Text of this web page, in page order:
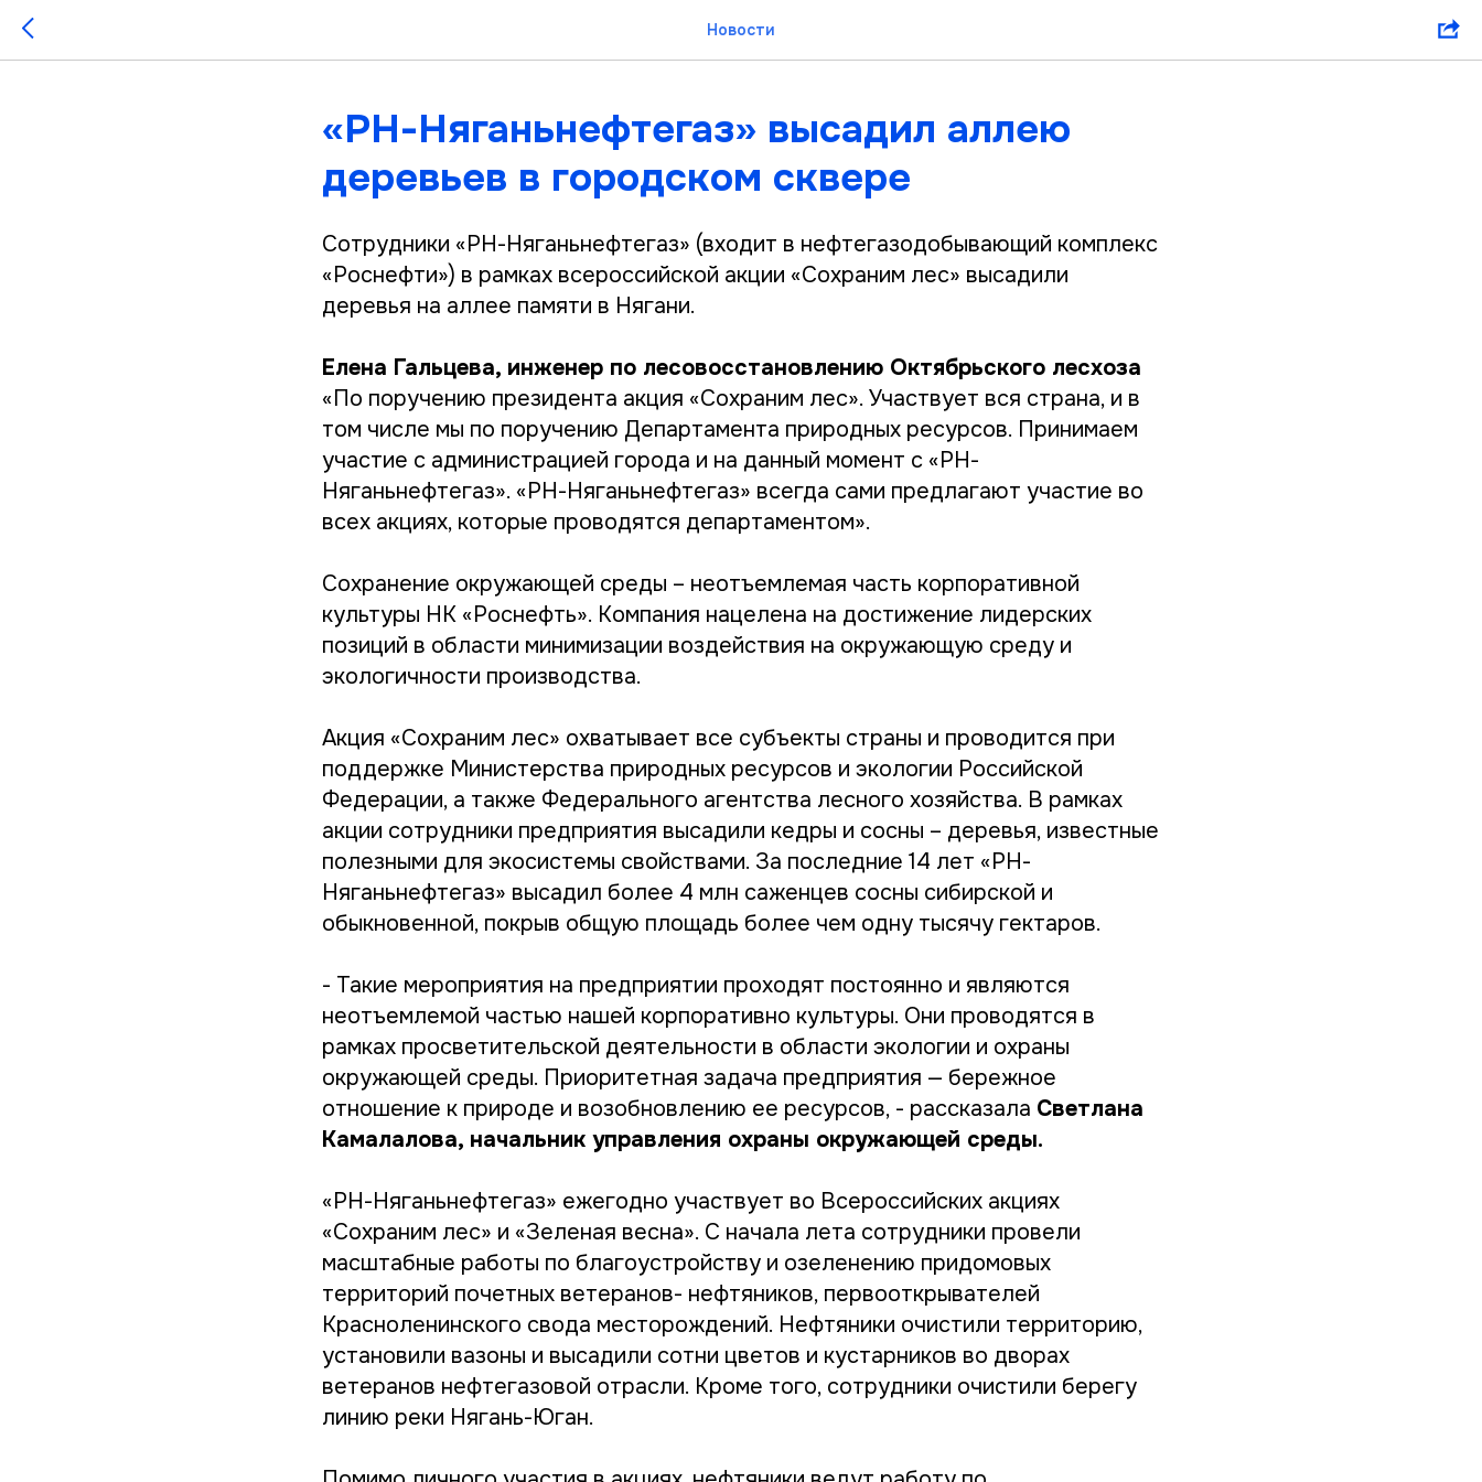
Новости
«РН-Няганьнефтегаз» высадил аллею
деревьев в городском сквере
Сотрудники «РН-Няганьнефтегаз» (входит в нефтегазодобывающий комплекс
«Роснефти») в рамках всероссийской акции «Сохраним лес» высадили
деревья на аллее памяти в Нягани.
Елена Гальцева, инженер по лесовосстановлению Октябрьского лесхоза
«По поручению президента акция «Сохраним лес». Участвует вся страна, и в
том числе мы по поручению Департамента природных ресурсов. Принимаем
участие с администрацией города и на данный момент с «РН-
Няганьнефтегаз». «РН-Няганьнефтегаз» всегда сами предлагают участие во
всех акциях, которые проводятся департаментом».
Сохранение окружающей среды – неотъемлемая часть корпоративной
культуры НК «Роснефть». Компания нацелена на достижение лидерских
позиций в области минимизации воздействия на окружающую среду и
экологичности производства.
Акция «Сохраним лес» охватывает все субъекты страны и проводится при
поддержке Министерства природных ресурсов и экологии Российской
Федерации, а также Федерального агентства лесного хозяйства. В рамках
акции сотрудники предприятия высадили кедры и сосны – деревья, известные
полезными для экосистемы свойствами. За последние 14 лет «РН-
Няганьнефтегаз» высадил более 4 млн саженцев сосны сибирской и
обыкновенной, покрыв общую площадь более чем одну тысячу гектаров.
- Такие мероприятия на предприятии проходят постоянно и являются
неотъемлемой частью нашей корпоративно культуры. Они проводятся в
рамках просветительской деятельности в области экологии и охраны
окружающей среды. Приоритетная задача предприятия — бережное
отношение к природе и возобновлению ее ресурсов, - рассказала Светлана
Камалалова, начальник управления охраны окружающей среды.
«РН-Няганьнефтегаз» ежегодно участвует во Всероссийских акциях
«Сохраним лес» и «Зеленая весна». С начала лета сотрудники провели
масштабные работы по благоустройству и озеленению придомовых
территорий почетных ветеранов- нефтяников, первооткрывателей
Красноленинского свода месторождений. Нефтяники очистили территорию,
установили вазоны и высадили сотни цветов и кустарников во дворах
ветеранов нефтегазовой отрасли. Кроме того, сотрудники очистили берегу
линию реки Нягань-Юган.